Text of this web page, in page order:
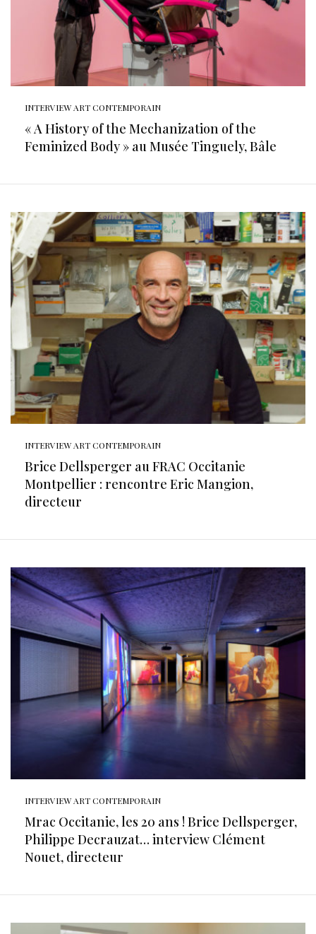
INTERVIEW ART CONTEMPORAIN
« A History of the Mechanization of the
Feminized Body » au Musée Tinguely, Bâle
INTERVIEW ART CONTEMPORAIN
Brice Dellsperger au FRAC Occitanie
Montpellier : rencontre Eric Mangion,
directeur
INTERVIEW ART CONTEMPORAIN
Mrac Occitanie, les 20 ans ! Brice Dellsperger,
Philippe Decrauzat… interview Clément
Nouet, directeur